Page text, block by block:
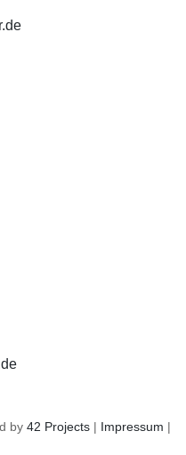
by 42 Projects | Impressum |